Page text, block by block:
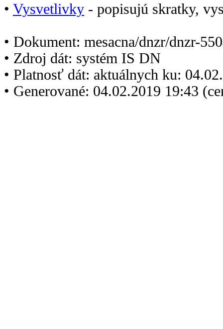
• Vysvetlivky - popisujú skratky,
• Dokument: mesacna/dnzr/dnzr-
• Zdroj dát: systém IS DN
• Platnosť dát: aktuálnych ku:
• Generované: 04.02.2019 19:43